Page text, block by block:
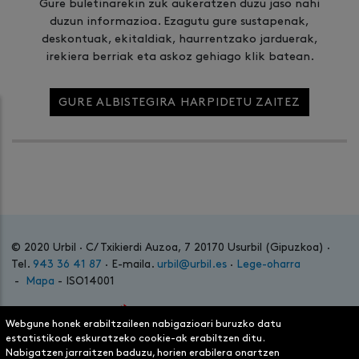
Gure buletinarekin zuk aukeratzen duzu jaso nahi
duzun informazioa. Ezagutu gure sustapenak,
deskontuak, ekitaldiak, haurrentzako jarduerak,
irekiera berriak eta askoz gehiago klik batean.
GURE ALBISTEGIRA HARPIDETU ZAITEZ
© 2020 Urbil · C/ Txikierdi Auzoa, 7 20170 Usurbil (Gipuzkoa) ·
Tel. 943 36 41 87 · E-maila. urbil@urbil.es ·
Lege-oharra
-
Mapa - ISO14001
Webgune honek erabiltzaileen nabigazioari buruzko datu
estatistikoak eskuratzeko cookie-ak erabiltzen ditu.
Nabigatzen jarraitzen baduzu, horien erabilera onartzen